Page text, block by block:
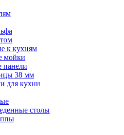
к кухням
мойки
панели
38 мм
для кухни
столы